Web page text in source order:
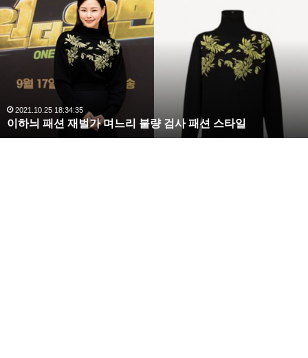
하
늬
패
션
며
느
리
2021.10.25 18:34:35
이하늬 패션 재벌가 며느리 불량 검사 패션 스타일